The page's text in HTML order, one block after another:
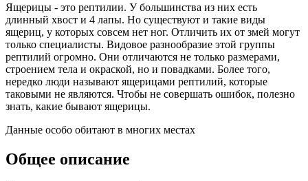
Ящерицы - это рептилии. У большинства из них есть
длинный хвост и 4 лапы. Но существуют и такие виды
ящериц, у которых совсем нет ног. Отличить их от змей могут
только специалисты. Видовое разнообразие этой группы
рептилий огромно. Они отличаются не только размерами,
строением тела и окраской, но и повадками. Более того,
нередко люди называют ящерицами рептилий, которые
таковыми не являются. Чтобы не совершать ошибок, полезно
знать, какие бывают ящерицы.
Данные особо обитают в многих местах
Общее описание